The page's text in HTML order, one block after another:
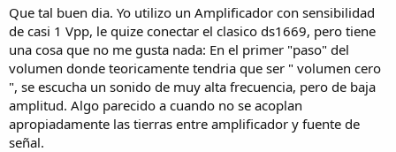
n
c
i
o
Que tal buen dia. Yo utilizo un Amplificador con sensibilidad
de casi 1 Vpp, le quize conectar el clasico ds1669, pero tiene
una cosa que no me gusta nada: En el primer "paso" del
volumen donde teoricamente tendria que ser " volumen cero
", se escucha un sonido de muy alta frecuencia, pero de baja
amplitud. Algo parecido a cuando no se acoplan
apropiadamente las tierras entre amplificador y fuente de
señal.